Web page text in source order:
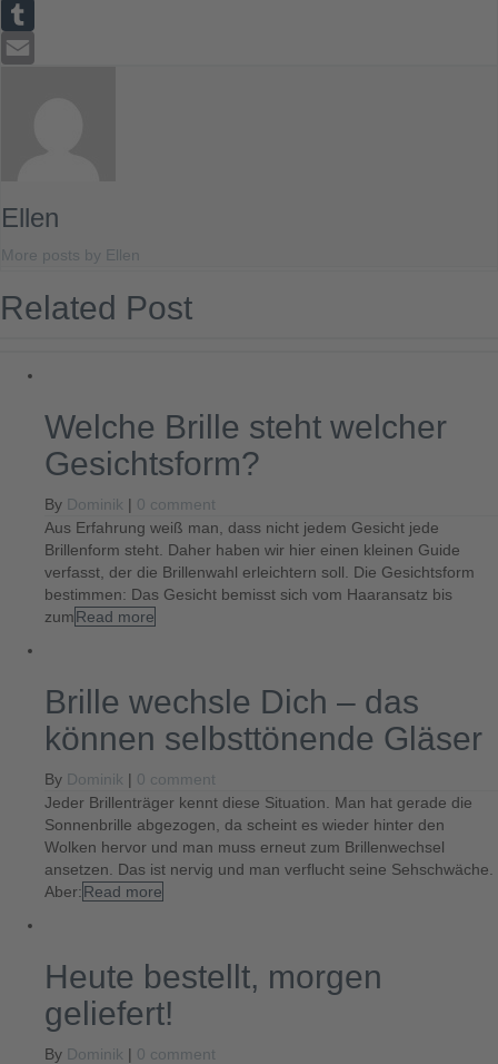
Reddit
Tumblr
Ellen
More posts by Ellen
Related Post
Welche Brille steht welcher
Gesichtsform?
By Dominik | 0 comment
Aus Erfahrung weiß man, dass nicht jedem Gesicht jede
Brillenform steht. Daher haben wir hier einen kleinen Guide
verfasst, der die Brillenwahl erleichtern soll. Die Gesichtsform
bestimmen: Das Gesicht bemisst sich vom Haaransatz bis
zumRead more
Brille wechsle Dich – das
können selbsttönende Gläser
By Dominik | 0 comment
Jeder Brillenträger kennt diese Situation. Man hat gerade die
Sonnenbrille abgezogen, da scheint es wieder hinter den
Wolken hervor und man muss erneut zum Brillenwechsel
ansetzen. Das ist nervig und man verflucht seine Sehschwäche.
Aber:Read more
Heute bestellt, morgen
geliefert!
By Dominik | 0 comment